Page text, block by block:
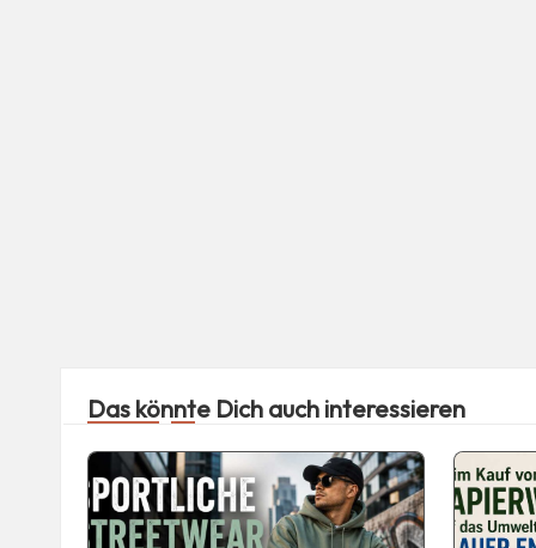
Das könnte Dich auch interessieren